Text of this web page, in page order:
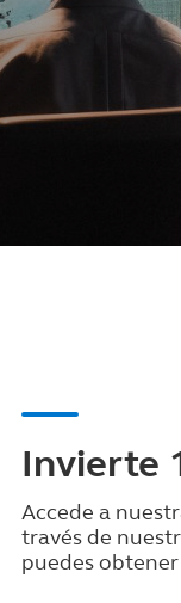
Invierte
Accede a
través de
puedes